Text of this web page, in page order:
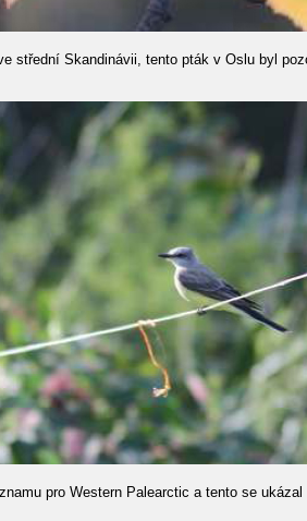
střední Skandinávii, tento pták v Oslu byl
pro Western Palearctic a tento se